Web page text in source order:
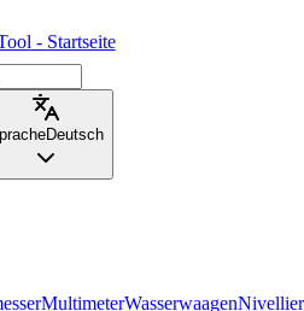
- Startseite
Deutsch
MultimeterWasserwaagen